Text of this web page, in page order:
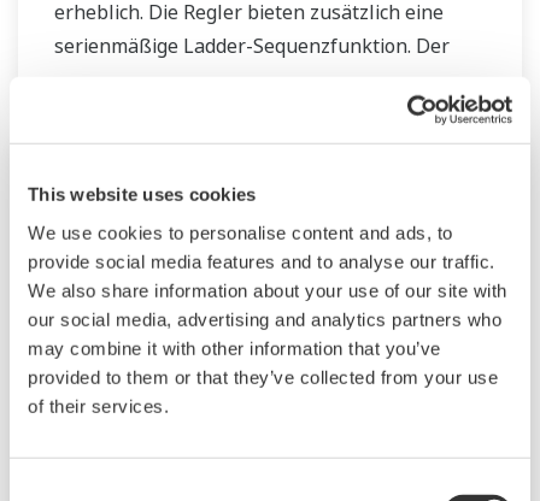
This website uses cookies
We use cookies to personalise content and ads, to
provide social media features and to analyse our traffic.
We also share information about your use of our site with
our social media, advertising and analytics partners who
may combine it with other information that you’ve
provided to them or that they’ve collected from your use
of their services.
erheblich. Die Regler bieten zusätzlich eine
serienmäßige Ladder-Sequenzfunktion. Der
unterstützen die UT55A/UT52A-
Temperaturregler offene Netzwerke wie etwa